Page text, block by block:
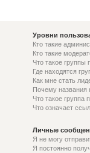
Уровни
Кто такие
Кто такие
Что такое группы
Где находятся
Как мне стать
Почему названия
Что такое группа
Что означает
Личные
Я не могу
Я постоянно